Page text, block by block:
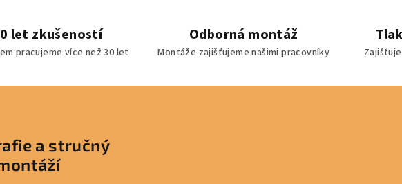
c
í
r
y
let zkušeností
pracujeme více než 30 let
Odborná montáž
Montáže zajišťujeme našimi pracovníky
a stručný